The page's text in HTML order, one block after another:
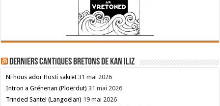
Derniers cantiques bretons de Kan Iliz
Ni hous ador Hosti sakret 31 mai 2026
Intron a Grénenan (Ploërdut) 31 mai 2026
Trinded Santel (Langoëlan) 19 mai 2026